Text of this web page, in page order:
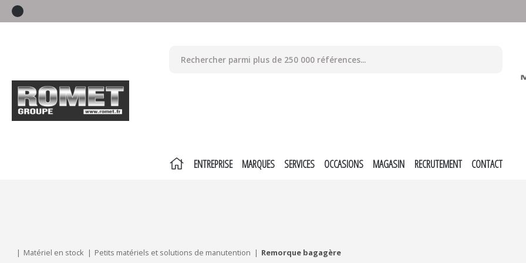
ENTREPRISE MARQUES SERVICES OCCASIONS MAGASIN RECRUTEMENT CONTACT
Matériel en stock Petits matériels et solutions de manutention Remorque bagagère